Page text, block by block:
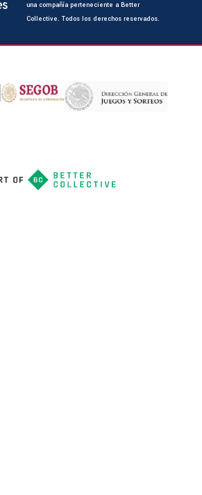
una compañía perteneciente a Better
Collective. Todos los derechos reservados.